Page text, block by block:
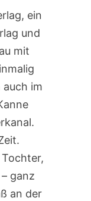
ein
und
mit
im
ganz
an der